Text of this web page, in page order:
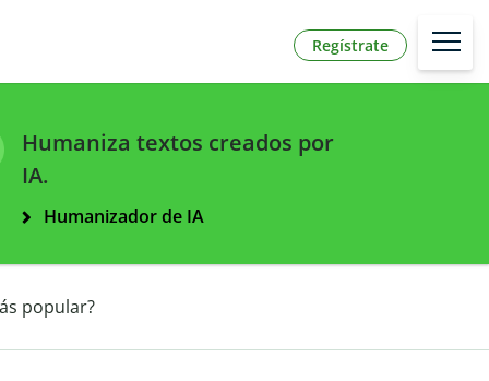
Regístrate
Humaniza textos creados por
IA.
Humanizador de IA
popular?